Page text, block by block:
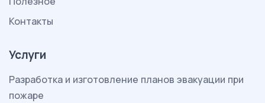
Контакты
Услуги
Разработка и изготовление планов эвакуации при
пожаре